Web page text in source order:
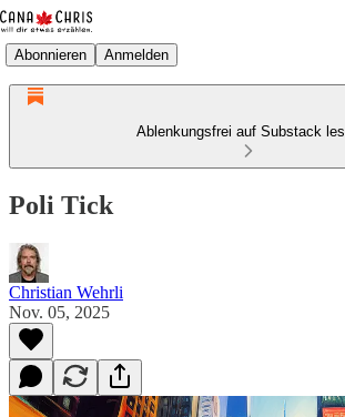
Abonnieren Anmelden
Ablenkungsfrei auf Substack
Poli Tick
Christian Wehrli
Nov. 05, 2025